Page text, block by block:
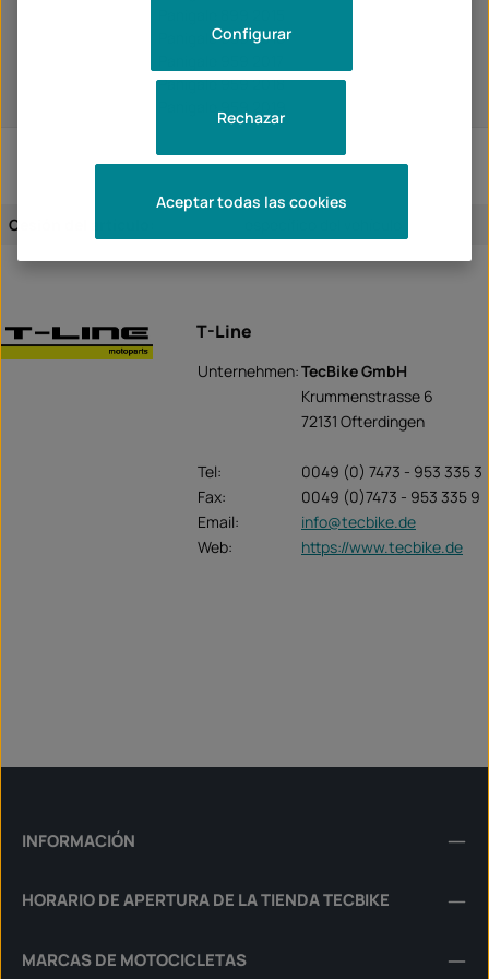
Panigale 959 2016
Panigale 959 2018
Cesión del artículo:
T-Line
Unternehmen:TecBike GmbH
Krummenstrasse 6
72131 Ofterdingen
Tel:
0049 (0) 7473 - 953 335 3
Fax:
0049 (0)7473 - 953 335 9
Email:
info@tecbike.de
Web:
https://www.tecbike.de
INFORMACIÓN
HORARIO DE APERTURA DE LA TIENDA TECBIKE
MARCAS DE MOTOCICLETAS
Rechazar
Configurar
Aceptar todas las cookies